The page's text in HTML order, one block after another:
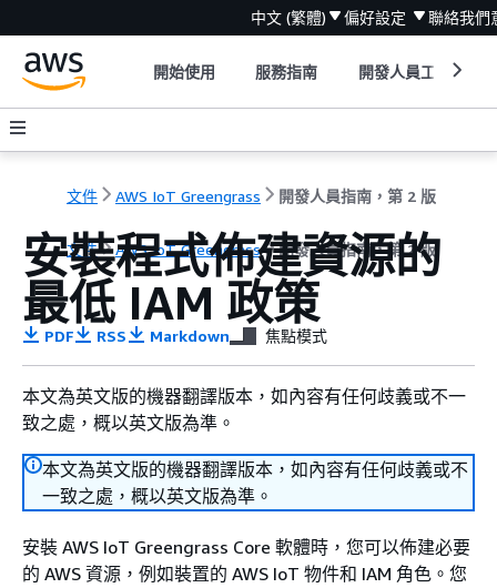
中文 (繁體) 偏好設定 聯絡我們
開始使用 服務指南 開發人員工具
文件 AWS IoT Greengrass 開發人員指南，第 2 版
文件 AWS IoT Greengrass 開發人員指南，第 2 版
安裝程式佈建資源的
最低 IAM 政策
PDF RSS Markdown 焦點模式
本文為英文版的機器翻譯版本，如內容有任何歧義或不一
致之處，概以英文版為準。
本文為英文版的機器翻譯版本，如內容有任何歧義或不
一致之處，概以英文版為準。
安裝 AWS IoT Greengrass Core 軟體時，您可以佈建必要
的 AWS 資源，例如裝置的 AWS IoT 物件和 IAM 角色。您